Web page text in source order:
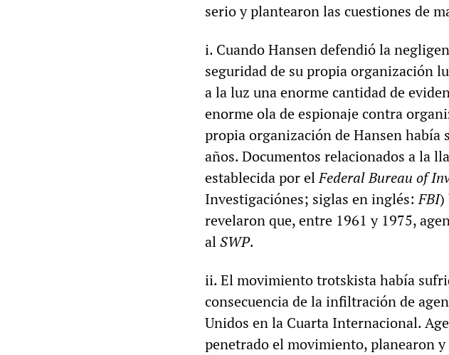
serio y plantearon las cuestiones de
i. Cuando Hansen defendió la
seguridad de su propia organización
a la luz una enorme cantidad de
enorme ola de espionaje contra
propia organización de Hansen había
años. Documentos relacionados a la
establecida por elFederal Bureau of
Investigaciónes; siglas en inglés:FBI)
revelaron que, entre 1961 y 1975,
alSWP.
ii. El movimiento trotskista había
consecuencia de la infiltración de
Unidos en la Cuarta Internacional.
penetrado el movimiento, planearon